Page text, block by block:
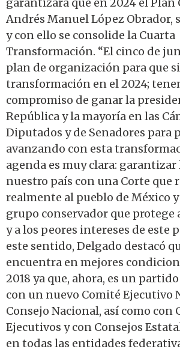
garantizará que en 2024 el Plan
Andrés Manuel López Obrador,
y con ello se consolide la Cuarta
Transformación. “El cinco de
plan de organización para que
transformación en el 2024;
compromiso de ganar la
República y la mayoría en las
Diputados y de Senadores para
avanzando con esta
agenda es muy clara:
nuestro país con una Corte que
realmente al pueblo de México
grupo conservador que protege
y a los peores intereses de este
este sentido, Delgado destacó
encuentra en mejores
2018 ya que, ahora, es un
con un nuevo Comité Ejecutivo
Consejo Nacional, así como con
Ejecutivos y con Consejos
en todas las entidades